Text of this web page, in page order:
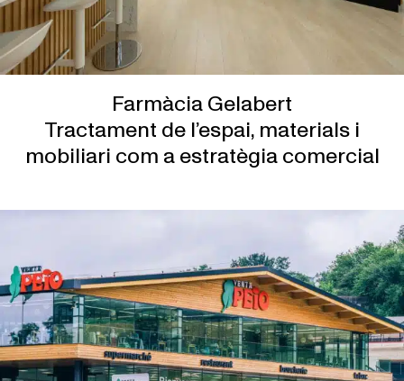
Farmàcia Gelabert
Tractament de l’espai, materials i
mobiliari com a estratègia comercial